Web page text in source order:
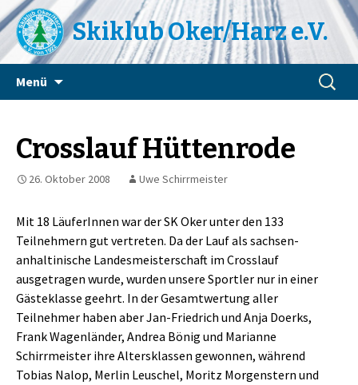
Skiklub Oker/Harz e.V.
Menü
Suchen
nach:
Crosslauf Hüttenrode
26. Oktober 2008 Uwe Schirrmeister
Mit 18 LäuferInnen war der SK Oker unter den 133
Teilnehmern gut vertreten. Da der Lauf als sachsen-
anhaltinische Landesmeisterschaft im Crosslauf
ausgetragen wurde, wurden unsere Sportler nur in einer
Gästeklasse geehrt. In der Gesamtwertung aller
Teilnehmer haben aber Jan-Friedrich und Anja Doerks,
Frank Wagenländer, Andrea Bönig und Marianne
Schirrmeister ihre Altersklassen gewonnen, während
Tobias Nalop, Merlin Leuschel, Moritz Morgenstern und